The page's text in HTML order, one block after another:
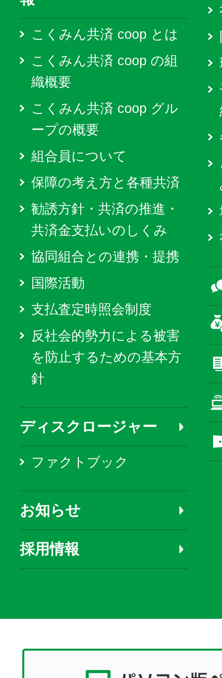
こくみん共済 coop とは
こくみん共済 coop の組
織概要
こくみん共済 coop グル
ープの概要
組合員について
保障の考え方と各種共済
勧誘方針・共済の推進・
共済金支払いのしくみ
協同組合との連携・提携
国際活動
支払査定時照会制度
反社会的勢力による被害
を防止するための基本方
針
ディスクロージャー
ファクトブック
お知らせ
採用情報